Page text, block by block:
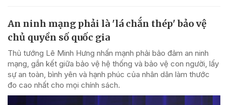
An ninh mạng phải là 'lá chắn thép' bảo vệ
chủ quyền số quốc gia
Thủ tướng Lê Minh Hưng nhấn mạnh phải bảo đảm an ninh
mạng, gắn kết giữa bảo vệ hệ thống và bảo vệ con người, lấy
sự an toàn, bình yên và hạnh phúc của nhân dân làm thước
đo cao nhất cho mọi chính sách.